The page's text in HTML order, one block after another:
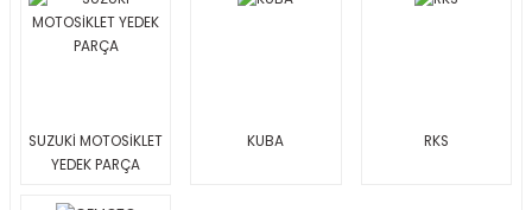
SUZUKİ MOTOSİKLET
YEDEK PARÇA
KUBA RKS